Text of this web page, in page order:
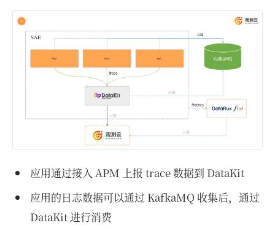
应用通过接入 APM 上报 trace 数据到 DataKit
应用的日志数据可以通过 KafkaMQ 收集后，通过
DataKit 进行消费